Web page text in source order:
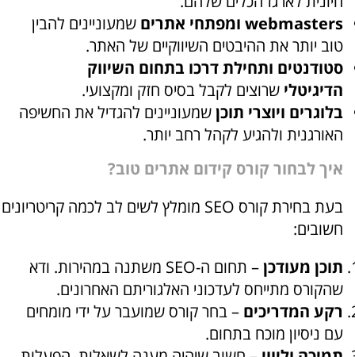
webmasters ומפתחי אתרים
שמעוניינים להבין
טוב יותר את ההיבטים השיווקיים של האתר.
סטודנטים ותחילת דרכו בתחום השיווק
הדיגיטלי שרוצים לקבל בסיס חזק ומקצועי.
בלוגרים ויוצרי תוכןשמעוניינים להגדיל את החשיפה
האורגנית ולהגיע לקהל רחב יותר.
איך לבחור קורס קידום אתרים טוב?
בעת בחירת קורס SEO מומלץ לשים לב לכמה קריטריונים
חשובים:
תוכן מעודכן
– תחום ה-SEO משתנה במהירות. ודא
שהקורס מתייחס לעדכוני האלגוריתם האחרונים.
רקע המדריכים – בחר קורס שמועבר על ידי מומחים
עם ניסיון מוכח בתחום.